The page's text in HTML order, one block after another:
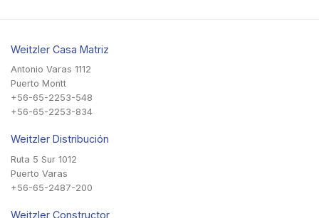
Weitzler Casa Matriz
Antonio Varas 1112
Puerto Montt
+56-65-2253-548
+56-65-2253-834
Weitzler Distribución
Ruta 5 Sur 1012
Puerto Varas
+56-65-2487-200
Weitzler Constructor